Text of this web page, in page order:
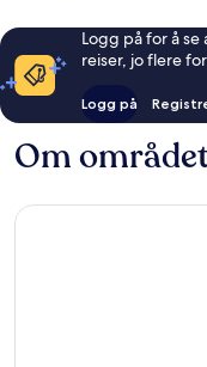
Logg på for å
reiser, jo flere
Logg på
Om